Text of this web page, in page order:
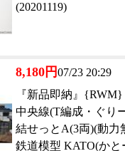
(20201119)
8,180円07/23 20:29
『新品即納』{RWM}
中央線(T編成・ぐり
結せっとA(3両)(動力
鉄道模型 KATO(かと